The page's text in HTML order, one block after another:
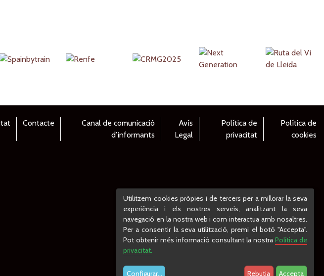
Contacte
Canal de comunicació
d’informants
Avís
Legal
Política de
privacitat
Política de
cookies
Utilitzem cookies pròpies i de tercers per a millorar la seva
experiència i els nostres serveis, analitzant la seva
navegació en la nostra web i com interactua amb nosaltres.
Per a consentir la seva utilització, premi el botó "Accepta".
Pot obtenir més informació consultant la nostra Política de
privacitat.
Configurar... Rebutja Accepta